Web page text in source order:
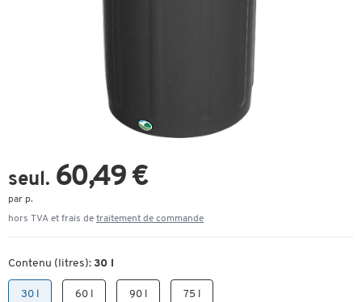
seul. 60,49 €
par p.
hors TVA et frais de traitement de commande
Contenu (litres): 30 l
30 l 60 l 90 l 75 l